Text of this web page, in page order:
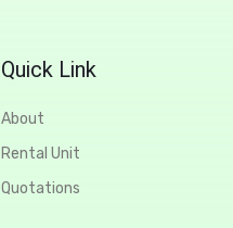
Quick Link
About
Rental Unit
Quotations